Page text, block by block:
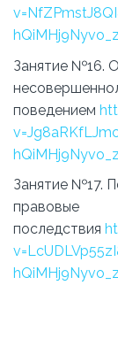
Занятие №16.
поведением
Занятие №17.
правовые
последствия